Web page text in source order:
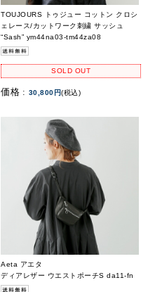
TOUJOURS トゥジュー コットン クロシ
ェレース/カットワーク刺繍 サッシュ
“Sash” ym44na03-tm44za08
SOLD OUT
価格 : 30,800円(税込)
Aeta アエタ
ディアレザー ウエストポーチS da11-fn